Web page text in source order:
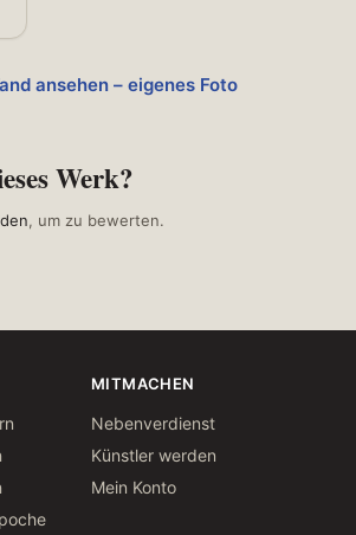
ansehen – eigenes Foto
Werk?
, um zu bewerten.
MITMACHEN
Nebenverdienst
Künstler werden
Mein Konto